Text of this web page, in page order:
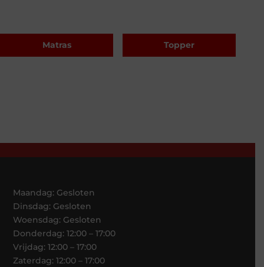
Matras Topper
Maandag: Gesloten
Dinsdag: Gesloten
Woensdag: Gesloten
Donderdag: 12:00 – 17:00
Vrijdag: 12:00 – 17:00
Zaterdag: 12:00 – 17:00